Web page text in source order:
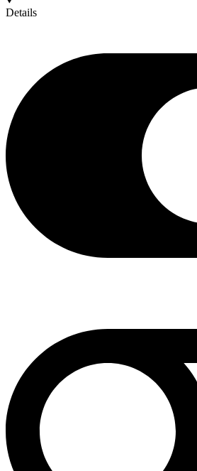
Details